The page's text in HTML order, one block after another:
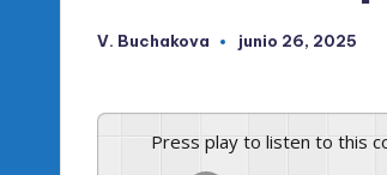
Publicado
V. Buchakova junio 26, 2025
Press play to listen to this